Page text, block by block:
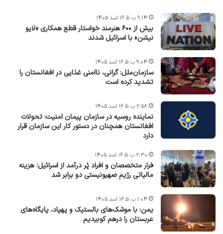
بیش از ۶۰۰ هنرمند خواستار قطع همکاری «لایو
نیشن» با اسرائیل شدند
۹:۱۴ ب.ظ ۱۶ اسد ۱۴۰۵
سازمان‌ملل: گرانی، ناامنی غذایی در افغانستان را
تشدید کرده است
۹:۰۴ ب.ظ ۱۶ اسد ۱۴۰۵
نماینده روسیه در سازمان پیمان امنیت: تحولات
افغانستان همچنان در دستور کار این سازمان قرار
دارد
۲:۵۸ ب.ظ ۱۶ اسد ۱۴۰۵
فرار متخصصان و افراد پُر درآمد از اسرائیل؛ هزینه
مالیاتی رژیم صهیونیستی دو برابر شد
۲:۳۰ ب.ظ ۱۶ اسد ۱۴۰۵
یمن: با موشک‌های بالستیک و پهپاد، پایگاه‌های
عربستان را درهم کوبیدیم
۱:۰۴ ب.ظ ۱۶ اسد ۱۴۰۵